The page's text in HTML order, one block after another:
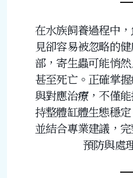
在水族飼養過程中
見卻容易被忽略的
部，寄生蟲可能悄
甚至死亡。正確掌
與對應治療，不僅
持整體缸體生態穩
並結合專業建議，
預防與處